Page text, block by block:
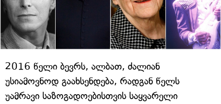
2016 წელი ბევრს, ალბათ, ძალიან
უსიამოვნოდ გაახსენდება, რადგან წელს
უამრავი საზოგადოებისთვის საყვარელი